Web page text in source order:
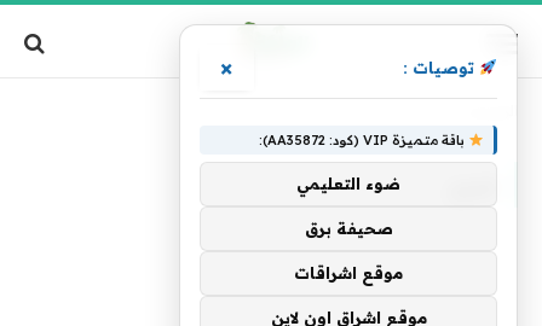
توصيات : ×
باقة متميزة VIP (كود: AA35872):
ضوء التعليمي
صحيفة برق
موقع اشراقات
موقع اشراق اون لاين